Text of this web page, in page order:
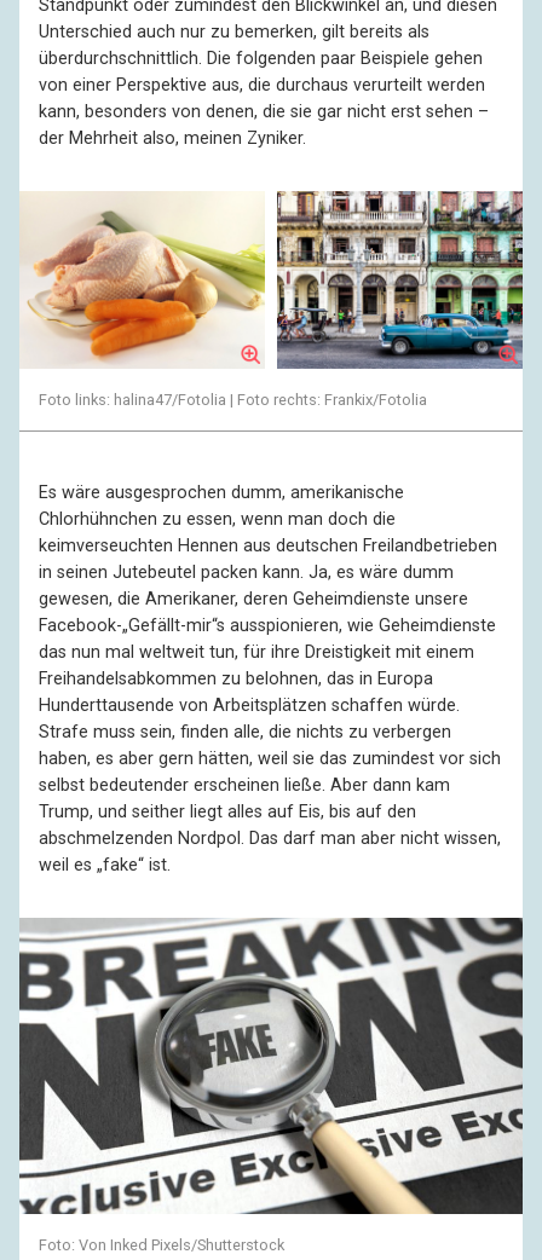
Standpunkt oder zumindest den Blickwinkel an, und diesen
Unterschied auch nur zu bemerken, gilt bereits als
überdurchschnittlich. Die folgenden paar Beispiele gehen
von einer Perspektive aus, die durchaus verurteilt werden
kann, besonders von denen, die sie gar nicht erst sehen –
der Mehrheit also, meinen Zyniker.
Foto links: halina47/Fotolia | Foto rechts: Frankix/Fotolia
Es wäre ausgesprochen dumm, amerikanische
Chlorhühnchen zu essen, wenn man doch die
keimverseuchten Hennen aus deutschen Freilandbetrieben
in seinen Jutebeutel packen kann. Ja, es wäre dumm
gewesen, die Amerikaner, deren Geheimdienste unsere
Facebook-„Gefällt-mir“s ausspionieren, wie Geheimdienste
das nun mal weltweit tun, für ihre Dreistigkeit mit einem
Freihandelsabkommen zu belohnen, das in Europa
Hunderttausende von Arbeitsplätzen schaffen würde.
Strafe muss sein, finden alle, die nichts zu verbergen
haben, es aber gern hätten, weil sie das zumindest vor sich
selbst bedeutender erscheinen ließe. Aber dann kam
Trump, und seither liegt alles auf Eis, bis auf den
abschmelzenden Nordpol. Das darf man aber nicht wissen,
weil es „fake“ ist.
Foto: Von Inked Pixels/Shutterstock